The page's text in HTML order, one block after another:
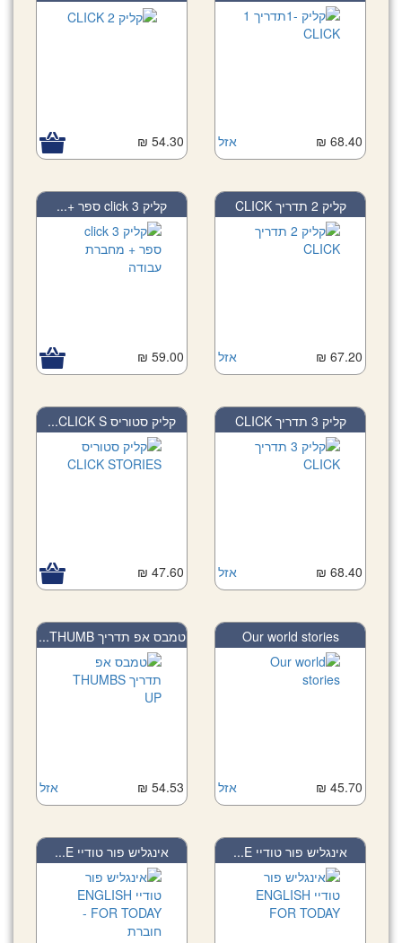
אזל 68.40 ₪
54.30 ₪
קליק 2 תדריך CLICK
אזל 67.20 ₪
קליק click 3 ספר +...
59.00 ₪
קליק 3 תדריך CLICK
אזל 68.40 ₪
קליק סטוריס CLICK S...
47.60 ₪
Our world stories
אזל 45.70 ₪
טמבס אפ תדריך THUMB...
אזל 54.53 ₪
אינגליש פור טודיי E... אינגליש פור טודיי E...